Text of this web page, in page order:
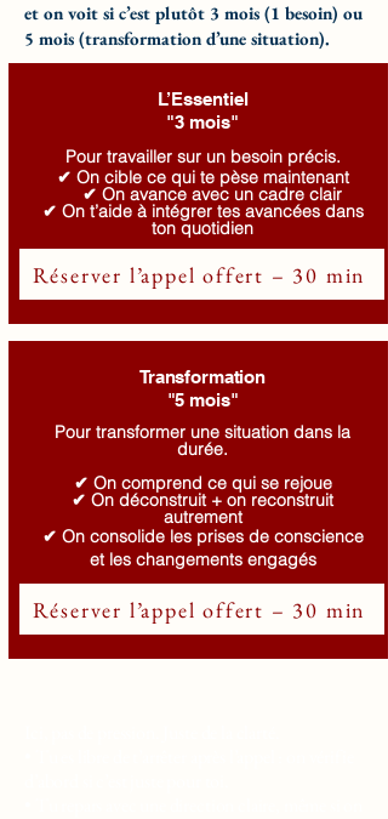
et on voit si c’est plutôt 3 mois (1 besoin) ou
5 mois (transformation d’une situation).
L’Essentiel
"3 mois"
Pour travailler sur un besoin précis.
✔ On cible ce qui te pèse maintenant
✔ On avance avec un cadre clair
✔ On t’aide à intégrer tes avancées dans
ton quotidien
Réserver l’appel offert – 30 min
Transformation
"5 mois"
Pour transformer une situation dans la
durée.
✔ On comprend ce qui se rejoue
✔ On déconstruit + on reconstruit
autrement
✔ On consolide les prises de conscience
et les changements engagés
Réserver l’appel offert – 30 min